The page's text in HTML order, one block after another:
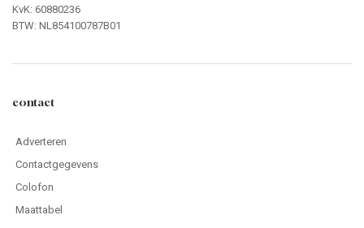
KvK: 60880236
BTW: NL854100787B01
contact
Adverteren
Contactgegevens
Colofon
Maattabel